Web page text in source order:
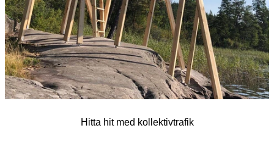
Hitta hit med kollektivtrafik